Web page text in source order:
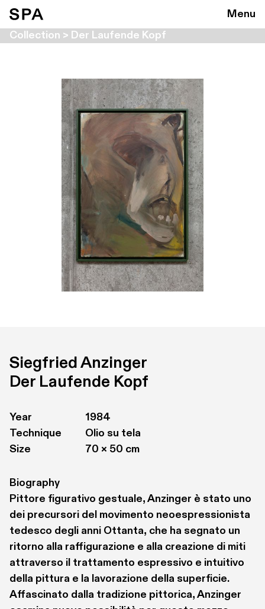
Menu
Collection > Der Laufende Kopf
Siegfried Anzinger
Der Laufende Kopf
Year
1984
Technique
Olio su tela
Size
70 × 50 cm
Biography
Pittore figurativo gestuale, Anzinger è stato uno
dei precursori del movimento neoespressionista
tedesco degli anni Ottanta, che ha segnato un
ritorno alla raffigurazione e alla creazione di miti
attraverso il trattamento espressivo e intuitivo
della pittura e la lavorazione della superficie.
Affascinato dalla tradizione pittorica, Anzinger